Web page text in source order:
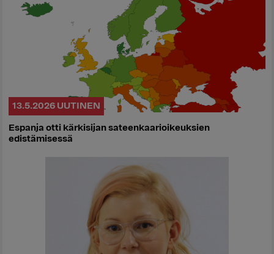
13.5.2026 UUTINEN
Espanja otti kärkisijan sateenkaarioikeuksien
edistämisessä